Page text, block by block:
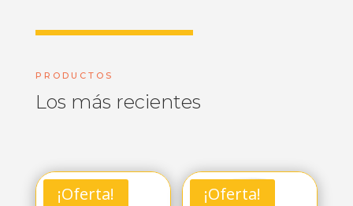
PRODUCTOS
Los más recientes
¡Oferta! ¡Oferta!